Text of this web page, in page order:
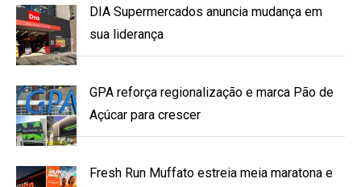
DIA Supermercados anuncia mudança em
sua liderança
GPA reforça regionalização e marca Pão de
Açúcar para crescer
Fresh Run Muffato estreia meia maratona e